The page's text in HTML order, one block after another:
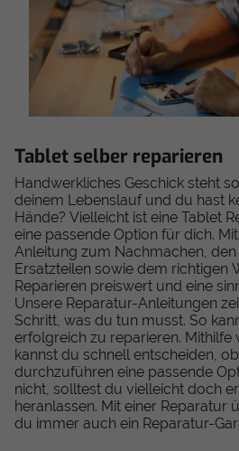
Tablet selber reparieren
Handwerkliches Geschick steht
deinem Lebenslauf und du hast
Hände? Vielleicht ist eine Tablet
eine passende Option für dich.
Anleitung zum Nachmachen,
Ersatzteilen sowie dem richtigen
Reparieren preiswert und eine
Unsere Reparatur-Anleitungen
Schritt, was du tun musst. So
erfolgreich zu reparieren. Mithilfe
kannst du schnell entscheiden,
durchzuführen eine passende
nicht, solltest du vielleicht doch
heranlassen. Mit einer Reparatur
du immer auch ein Reparatur-